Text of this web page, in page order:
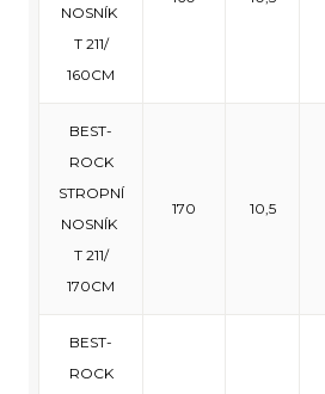
NOSNÍK
T 211/
160CM
BEST-
ROCK
STROPNÍ
NOSNÍK
T 211/
170CM
170 10,5
BEST-
ROCK